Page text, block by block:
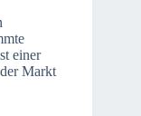
einer
Markt